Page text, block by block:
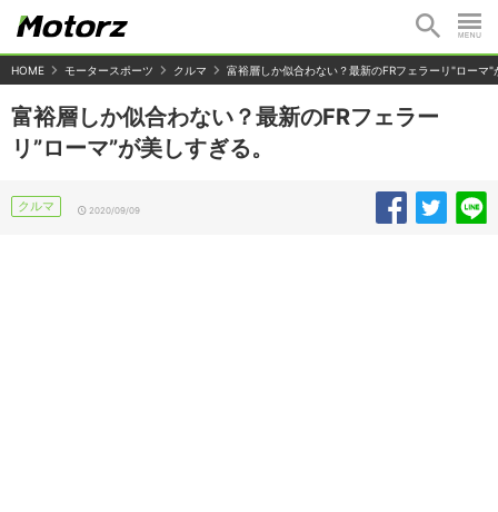
HOME モータースポーツ クルマ 富裕層しか似合わない？最新のFRフェラーリ"ローマ"
富裕層しか似合わない？最新のFRフェラー
リ”ローマ”が美しすぎる。
クルマ 2020/09/09